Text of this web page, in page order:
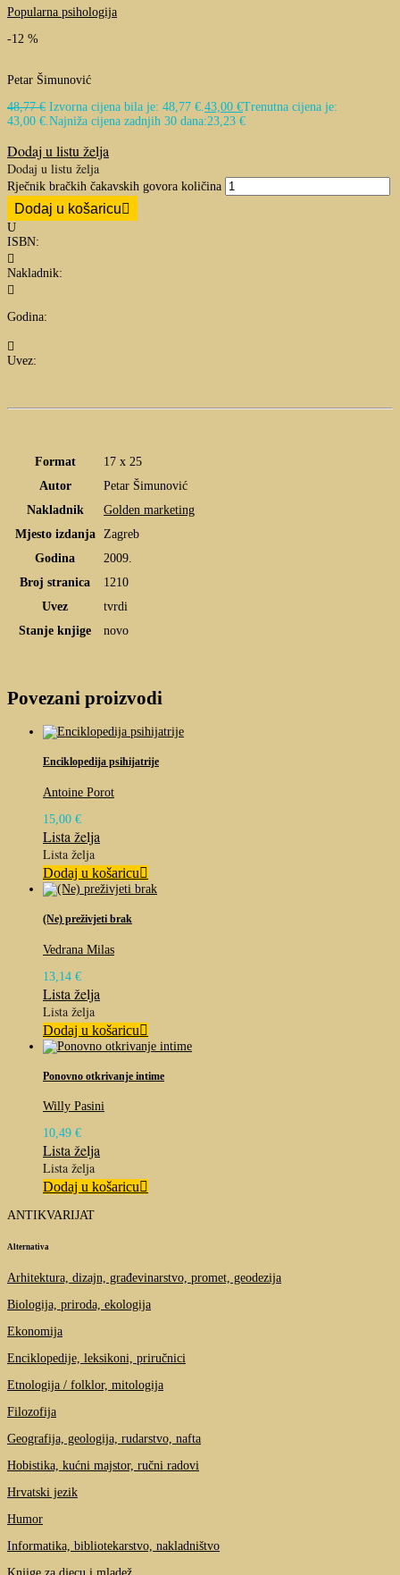
Popularna psihologija
-12 %
Petar Šimunović
48,77€ Izvorna cijena bila je: 48,77 €.43,00 €Trenutna cijena je:
43,00 €.Najniža cijena zadnjih 30 dana:23,23 €
Dodaj u listu želja
Dodaj u listu želja
Rječnik bračkih čakavskih govora količina
Dodaj u košaricu
U
ISBN:

Nakladnik:

Godina:

Uvez:
Format
17 x 25
Autor
Petar Šimunović
Nakladnik
Golden marketing
Mjesto izdanja
Zagreb
Godina
2009.
Broj stranica
1210
Uvez
tvrdi
Stanje knjige
novo
Povezani proizvodi
Enciklopedija psihijatrije
Antoine Porot
15,00 €
Lista želja
Lista želja
Dodaj u košaricu
(Ne) preživjeti brak
Vedrana Milas
13,14 €
Lista želja
Lista želja
Dodaj u košaricu
Ponovno otkrivanje intime
Willy Pasini
10,49 €
Lista želja
Lista želja
Dodaj u košaricu
ANTIKVARIJAT
Alternativa
Arhitektura, dizajn, građevinarstvo, promet, geodezija
Biologija, priroda, ekologija
Ekonomija
Enciklopedije, leksikoni, priručnici
Etnologija / folklor, mitologija
Filozofija
Geografija, geologija, rudarstvo, nafta
Hobistika, kućni majstor, ručni radovi
Hrvatski jezik
Humor
Informatika, bibliotekarstvo, nakladništvo